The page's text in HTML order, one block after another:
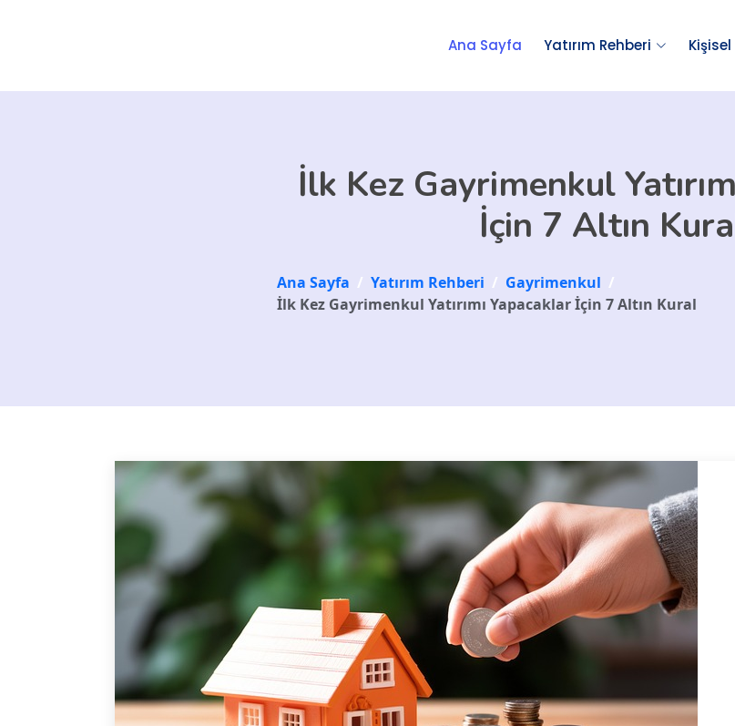
Ana Sayfa Yatırım Rehberi
İlk Kez Gayrimenkul
İçin 7 Altın
Ana Sayfa / Yatırım Rehberi / Gayrimenkul /
İlk Kez Gayrimenkul Yatırımı Yapacaklar İçin 7 Altın Kural